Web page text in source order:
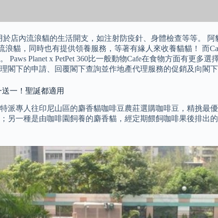
店內流浪貓的生活開支，如注射防疫針、身體檢查等等。
浪貓，同時也有提供領養服務，等著有緣人來收養貓貓！ 而
Planet x PetPet 360比一般動物Cafe在食物方面有更多
閣下的申請、回覆閣下查詢並作地產代理服務的促銷及向閣
一！聖誕都適用
派專人往印尼山區的麝香貓咖啡豆農莊選購咖啡豆，精挑最
另一種是由咖啡園飼養的麝香貓，經定期餵飼咖啡果後排出